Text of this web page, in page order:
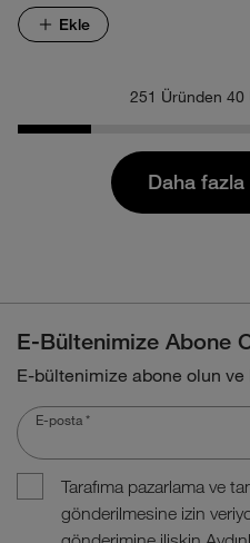
Ekle
251 Üründen 40
Daha fazla
E-Bültenimize Abone
E-bültenimize abone olun ve
E-posta *
Tarafıma pazarlama ve
gönderilmesine izin